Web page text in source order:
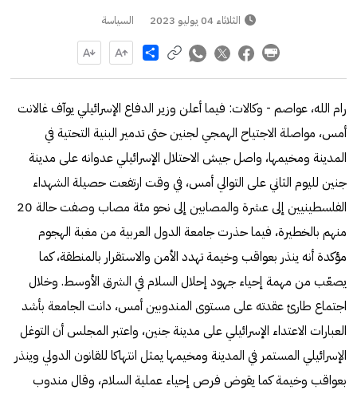
الثلاثاء 04 يوليو 2023 السياسة
Share
رام الله، عواصم - وكالات: فيما أعلن وزير الدفاع الإسرائيلي يوآف غالانت
أمس، مواصلة الاجتياح الهمجي لجنين حتى تدمير البنية التحتية في
المدينة ومخيمها، واصل جيش الاحتلال الإسرائيلي عدوانه على مدينة
جنين لليوم الثاني على التوالي أمس، في وقت ارتفعت حصيلة الشهداء
الفلسطينيين إلى عشرة والمصابين إلى نحو مئة مصاب وصفت حالة 20
منهم بالخطيرة، فيما حذرت جامعة الدول العربية من مغبة الهجوم
مؤكدة أنه ينذر بعواقب وخيمة تهدد الأمن والاستقرار بالمنطقة، كما
يصعّب من مهمة إحياء جهود إحلال السلام في الشرق الأوسط. وخلال
اجتماع طارئ عقدته على مستوى المندوبين أمس، دانت الجامعة بأشد
العبارات الاعتداء الإسرائيلي على مدينة جنين، واعتبر المجلس أن التوغل
الإسرائيلي المستمر في المدينة ومخيمها يمثل انتهاكا للقانون الدولي وينذر
بعواقب وخيمة كما يقوض فرص إحياء عملية السلام، وقال مندوب